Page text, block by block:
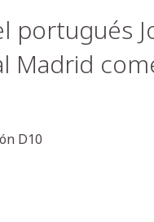
portugués
Madrid
D10